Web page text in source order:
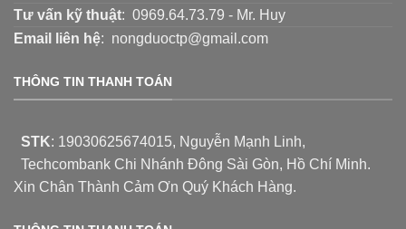
Tư vấn kỹ thuật: 0969.64.73.79 - Mr. Huy
Email liên hệ: nongduoctp@gmail.com
THÔNG TIN THANH TOÁN
STK: 19030625674015, Nguyễn Mạnh Linh,
Techcombank Chi Nhánh Đông Sài Gòn, Hồ Chí Minh.
Xin Chân Thành Cảm Ơn Quý Khách Hàng.